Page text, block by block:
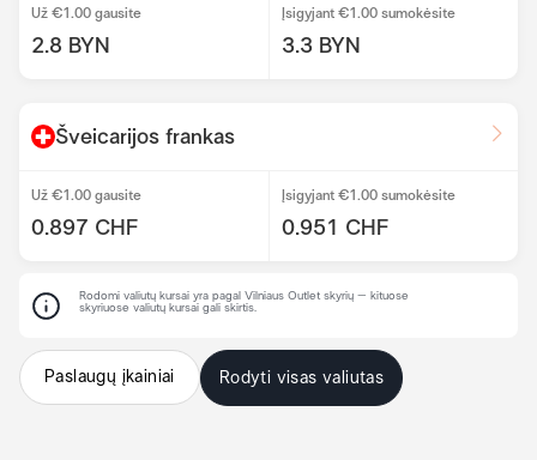
Už €1.00 gausite
2.8 BYN
Įsigyjant €1.00 sumokėsite
3.3 BYN
Šveicarijos frankas
Už €1.00 gausite
0.897 CHF
Įsigyjant €1.00 sumokėsite
0.951 CHF
Rodomi valiutų kursai yra pagal Vilniaus Outlet skyrių – kituose
skyriuose valiutų kursai gali skirtis.
Paslaugų įkainiai Rodyti visas valiutas